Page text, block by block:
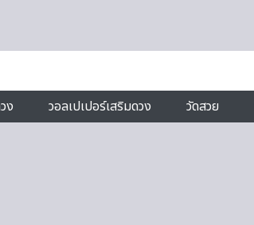
ง วอลเปเปอร์เสริมดวง วัดสวย